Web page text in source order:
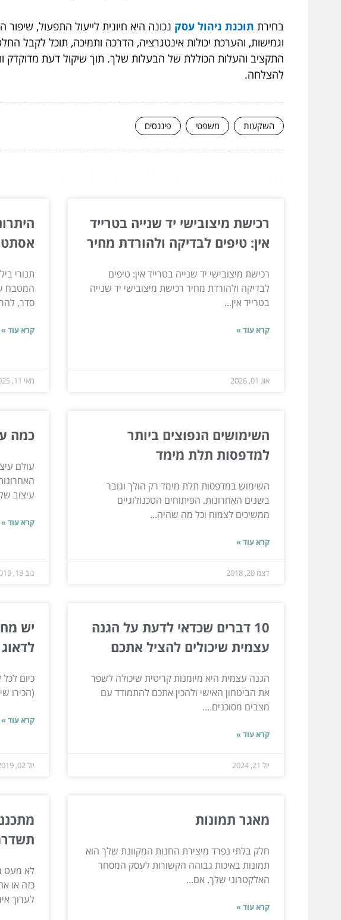
בחירת תוכנת ניהול עסק נכונה היא חיונית לייעול התפעול,
וגמישות, והערכת יכולות אינטגרציה, הדרכה ותמיכה, תוכל לקבל
התקציב והעלות הכוללת של הבעלות שלך. תוך שיקול דעת מדוקדק
להצלחה.
השקעות משפטי פיננסים
רכישת מיצובישי יד שנייה בטרייד
אין: טיפים לבדיקה ולהורדת מחיר
רכישת מיצובישי יד שנייה בטרייד אין: טיפים
לבדיקה ולהורדת מחיר רכישת מיצובישי יד שנייה
בטרייד אין...
קרא עוד »
אוג 01, 2026
תנורי
המטבח
סדר,
קרא עוד »
מאי 11, 2025
השימושים הנפוצים ביותר
למדפסות תלת מימד
השימוש במדפסות תלת מימד רק הולך וגובר
בשנים האחרונות. הפיתוחים הטכנולוגיים
ממשיכים לצמוח וכל מה שהיה...
קרא עוד »
דצמ 20, 2018
כמה
עולם
עיצוב
קרא עוד »
נוב 18, 2019
10 דברים שכדאי לדעת על הגנה
עצמית שיכולים להציל אתכם
הגנה עצמית היא מיומנות קריטית שיכולה לשפר
את הביטחון האישי ולהכין אתכם להתמודד עם
מצבים מסוכנים....
קרא עוד »
יול 21, 2024
יש
לדאוג
כיום
(הכירו
קרא עוד »
יול 02, 2019
מאגר תמונות
חלק בלתי נפרד מיצירת החנות המקוונת שלך הוא
תמונות באיכות גבוהה הקשורות לעסק המסחר
האלקטרוני שלך. אם...
קרא עוד »
לא מעט
כזה או
לערוך